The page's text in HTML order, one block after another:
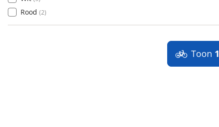
Rood (2)
Toon